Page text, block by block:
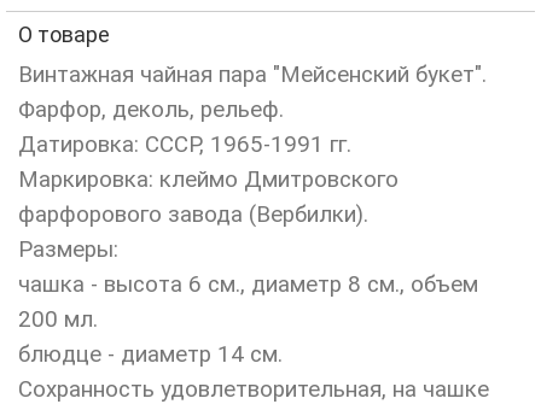
О товаре
Винтажная чайная пара "Мейсенский букет".
Фарфор, деколь, рельеф.
Датировка: СССР, 1965-1991 гг.
Маркировка: клеймо Дмитровского
фарфорового завода (Вербилки).
Размеры:
чашка - высота 6 см., диаметр 8 см., объем
200 мл.
блюдце - диаметр 14 см.
Сохранность удовлетворительная, на чашке